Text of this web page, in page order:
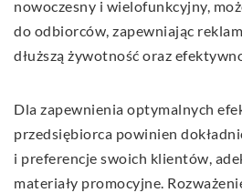
nowoczesny i wielofunkcyjny,
do odbiorców, zapewniając
dłuższą żywotność oraz
Dla zapewnienia optymalnych
przedsiębiorca powinien
i preferencje swoich klientów,
materiały promocyjne.